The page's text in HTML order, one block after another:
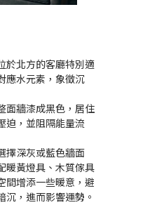
於北方的客廳特別適
應水元素，象徵沉
面牆漆成黑色，居住
迫，並阻隔能量流
擇深灰或藍色牆面
暖黃燈具、木質傢具
間增添一些暖意，避
沉，進而影響運勢。